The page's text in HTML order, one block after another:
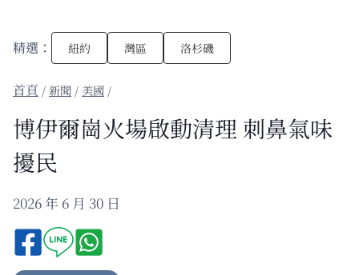
精選： 紐約 灣區 洛杉磯
/新聞 / 美國 /
博伊爾崗火場啟動清理 刺鼻氣味
擾民
2026 年 6 月 30 日